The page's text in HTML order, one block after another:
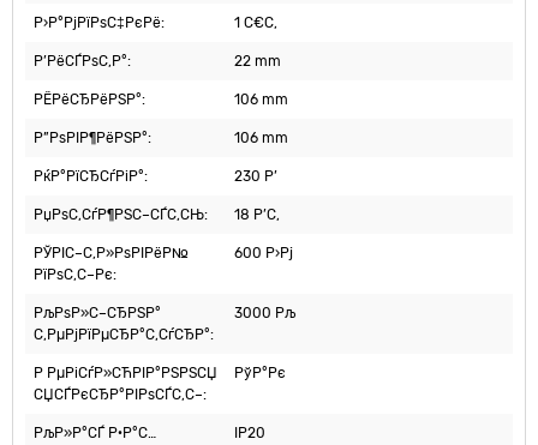
Р›Р°РјРїРѕС‡РєРё: 1 С€С‚
Р’РёСЃРѕС‚Р°: 22 mm
РЁРёСЂРёРЅР°: 106 mm
Р”РѕРІР¶РёРЅР°: 106 mm
РќР°РїСЂСѓРіР°: 230 Р’
РџРѕС‚СѓР¶РЅС–СЃС‚СЊ: 18 Р’С‚
РЎРІС–С‚Р»РѕРІРёР№
РїРѕС‚С–Рє:
600 Р›Рј
РљРѕР»С–СЂРЅР°
С‚РµРјРїРµСЂР°С‚СѓСЂР°:
3000 Рљ
Р РµРіСѓР»СЋРІР°РЅРЅСЏ
СЏСЃРєСЂР°РІРѕСЃС‚С–:
РўР°Рє
РљР»Р°СЃ Р·Р°С…
IP20